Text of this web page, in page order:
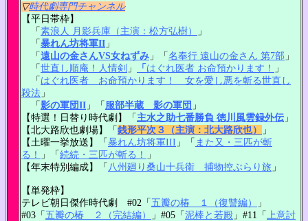
▽時代劇専門チャンネル
【平日帯枠】
「素浪人 月影兵庫（主演：松方弘樹）
」
「暴れん坊将軍II 」
「遠山の金さんVS女ねずみ 」「名奉行 遠山の金さん 第7部 」
「世直し順庵！人情剣 」 「 はぐれ医者 お命預かります！
」
「 はぐれ医者 お命預かります！ 女を愛し悪を斬る世直し
殺法 」
「影の軍団II 」「 服部半蔵 影の軍団 」
【特選！日替り時代劇】「 主水之助七番勝負 徳川風雲録外伝 」
【北大路欣也劇場】「銭形平次３（主演：北大路欣也）
」
【土曜一挙放送】「暴れん坊将軍III 」「 また又・三匹が斬
る！
」「続続・三匹が斬る！
」
【年末特別編成】「 八州廻り桑山十兵衛 捕物控ぶらり旅 」
【単発枠】
テレビ朝日傑作時代劇 #02「 五瓣の椿 １（復讐編）
」
#03「 五瓣の椿 ２（完結編） 」#05「泥棒と若殿 」#11「 上意討